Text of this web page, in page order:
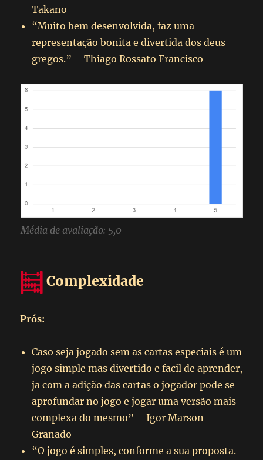
Takano
“Muito bem desenvolvida, faz uma
representação bonita e divertida dos deus
gregos.” – Thiago Rossato Francisco
Média de avaliação: 5,0
Complexidade
Prós:
Caso seja jogado sem as cartas especiais é um
jogo simple mas divertido e facil de aprender,
ja com a adição das cartas o jogador pode se
aprofundar no jogo e jogar uma versão mais
complexa do mesmo” – Igor Marson
Granado
“O jogo é simples, conforme a sua proposta.